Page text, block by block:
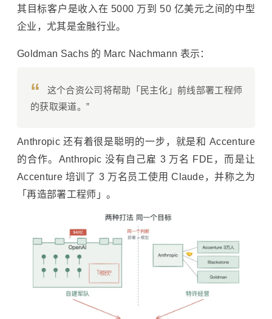
其目标客户是收入在 5000 万到 50 亿美元之间的中型
企业，尤其是金融行业。
Goldman Sachs 的 Marc Nachmann 表示：
“
这个合资公司将帮助「民主化」前线部署工程师
的获取渠道。”
Anthropic 还有着很是聪明的一步，就是和 Accenture
的合作。Anthropic 没有自己雇 3 万名 FDE，而是让
Accenture 培训了 3 万名员工使用 Claude，并称之为
「再造部署工程师」。